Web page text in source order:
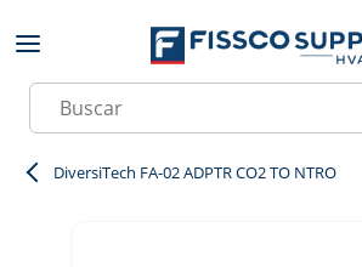
Skip to main content
Site Search
DiversiTech FA-02 ADPTR CO2 TO NTRO